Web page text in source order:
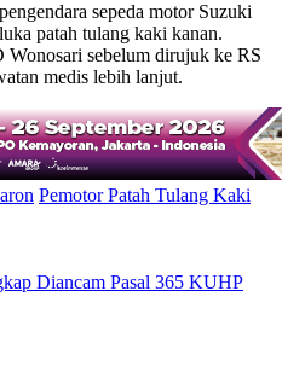
sepeda motor Suzuki
patah tulang kaki kanan.
sebelum dirujuk ke RS
medis lebih lanjut.
Pemotor Patah Tulang Kaki
Diancam Pasal 365 KUHP